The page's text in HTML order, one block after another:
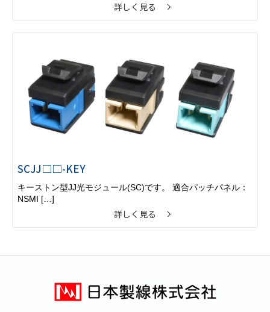
詳しく見る
SCJJ□□-KEY
キーストン型JJ光モジュール(SC)です。 適合パッチパネル：
NSMI […]
詳しく見る